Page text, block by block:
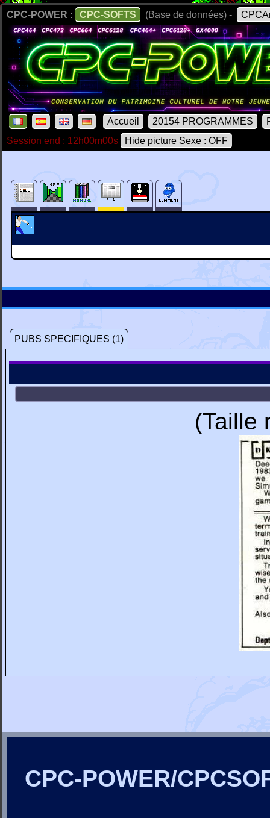
CPC-POWER : CPC-SOFTS (Base de données) -
Accueil 20154 PROGRAMMES
Session end : 12h00m00s
Hide picture Sexe : OFF
PUBS SPECIFIQUES (1)
(Taille
CPC-POWER/